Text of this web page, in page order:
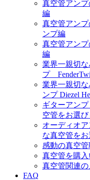
真空管アン
編
真空管アン
ンプ編
真空管アン
編
業界一親切
プ
業界一親切
ンプ Diezel
ギターアン
空管をお選
オーディオ
な真空管を
感動の真空
真空管を購
真空管関連
FAQ